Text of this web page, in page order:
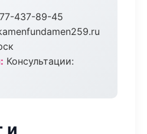
437-89-45
Консультации:
и